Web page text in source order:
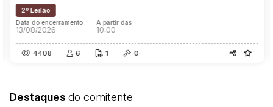
2º Leilão
Data do encerramento
13/08/2026
A partir das
10:00
4408 6 1 0
Destaques do comitente